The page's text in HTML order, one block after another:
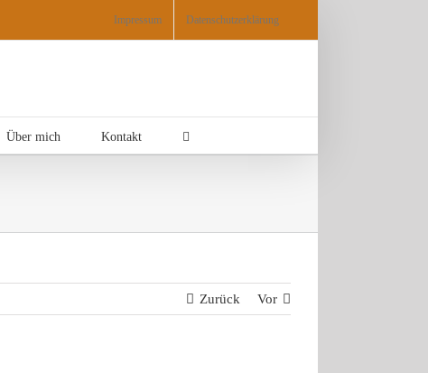
Impressum Datenschutzerklärung
Über mich Kontakt
Zurück Vor